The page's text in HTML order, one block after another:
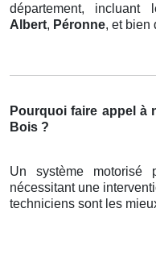
département, incluant
Albert, Péronne, et bien
Pourquoi faire appel à
Bois ?
Un système motorisé
nécessitant une
techniciens sont les